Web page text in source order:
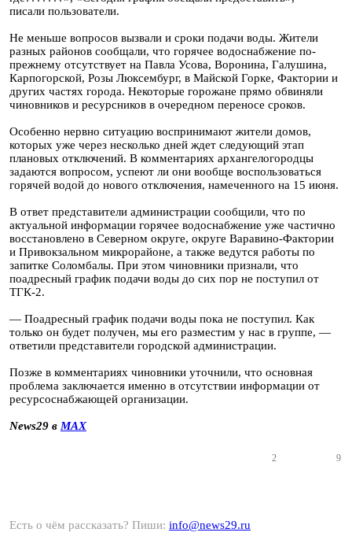
писали пользователи.
Не меньше вопросов вызвали и сроки подачи воды. Жители
разных районов сообщали, что горячее водоснабжение по-
прежнему отсутствует на Павла Усова, Воронина, Галушина,
Карпогорской, Розы Люксембург, в Майской Горке, Фактории и
других частях города. Некоторые горожане прямо обвиняли
чиновников и ресурсников в очередном переносе сроков.
Особенно нервно ситуацию воспринимают жители домов,
которых уже через несколько дней ждет следующий этап
плановых отключений. В комментариях архангелогородцы
задаются вопросом, успеют ли они вообще воспользоваться
горячей водой до нового отключения, намеченного на 15 июня.
В ответ представители администрации сообщили, что по
актуальной информации горячее водоснабжение уже частично
восстановлено в Северном округе, округе Варавино-Фактории
и Привокзальном микрорайоне, а также ведутся работы по
запитке Соломбалы. При этом чиновники признали, что
поадресный график подачи воды до сих пор не поступил от
ТГК-2.
— Поадресный график подачи воды пока не поступил. Как
только он будет получен, мы его разместим у нас в группе, —
ответили представители городской администрации.
Позже в комментариях чиновники уточнили, что основная
проблема заключается именно в отсутствии информации от
ресурсоснабжающей организации.
News29 в MAX
2 9
Есть о чём рассказать? Пиши: info@news29.ru